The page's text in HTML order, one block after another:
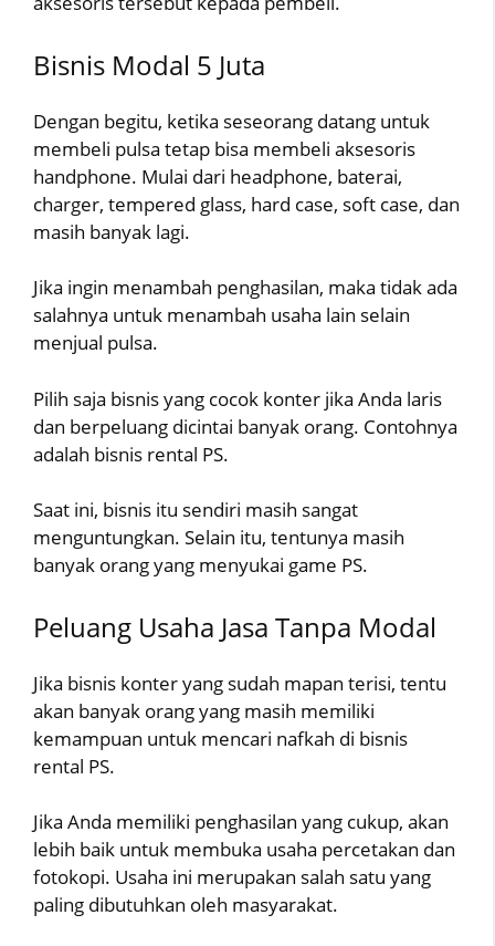
Bisnis Modal 5 Juta
Dengan begitu, ketika seseorang datang untuk
membeli pulsa tetap bisa membeli aksesoris
handphone. Mulai dari headphone, baterai,
charger, tempered glass, hard case, soft case, dan
masih banyak lagi.
Jika ingin menambah penghasilan, maka tidak ada
salahnya untuk menambah usaha lain selain
menjual pulsa.
Pilih saja bisnis yang cocok konter jika Anda laris
dan berpeluang dicintai banyak orang. Contohnya
adalah bisnis rental PS.
Saat ini, bisnis itu sendiri masih sangat
menguntungkan. Selain itu, tentunya masih
banyak orang yang menyukai game PS.
Peluang Usaha Jasa Tanpa Modal
Jika bisnis konter yang sudah mapan terisi, tentu
akan banyak orang yang masih memiliki
kemampuan untuk mencari nafkah di bisnis
rental PS.
Jika Anda memiliki penghasilan yang cukup, akan
lebih baik untuk membuka usaha percetakan dan
fotokopi. Usaha ini merupakan salah satu yang
paling dibutuhkan oleh masyarakat.